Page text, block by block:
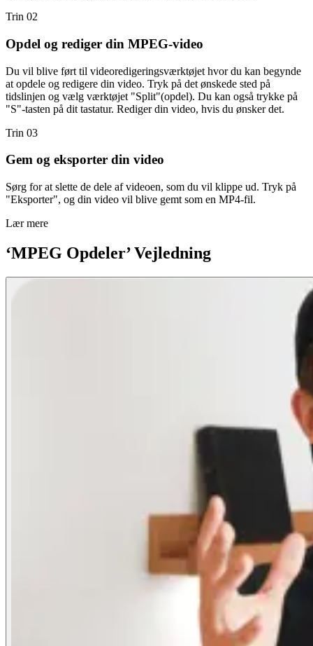
Trin 02
Opdel og rediger din MPEG-video
Du vil blive ført til videoredigeringsværktøjet hvor du kan begynde
at opdele og redigere din video. Tryk på det ønskede sted på
tidslinjen og vælg værktøjet "Split"(opdel). Du kan også trykke på
"S"-tasten på dit tastatur. Rediger din video, hvis du ønsker det.
Trin 03
Gem og eksporter din video
Sørg for at slette de dele af videoen, som du vil klippe ud. Tryk på
"Eksporter", og din video vil blive gemt som en MP4-fil.
Lær mere
‘MPEG Opdeler’ Vejledning